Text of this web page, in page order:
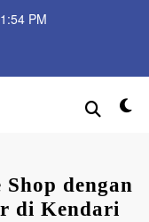
PM
dengan
di Kendari